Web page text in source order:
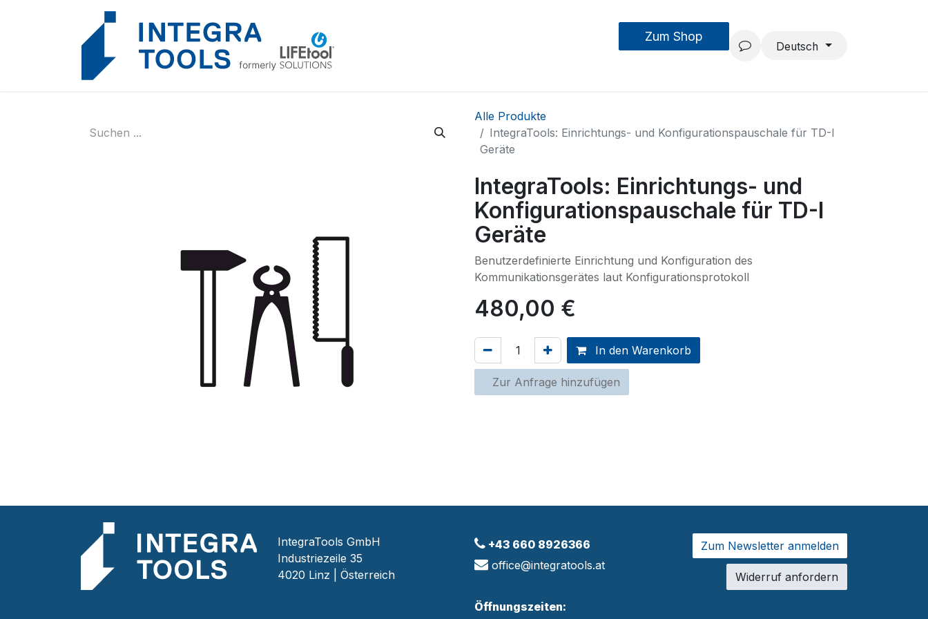
IntegraMouseAIR Forschung & Entwicklung
Zum Shop
Deutsch
Alle Produkte
IntegraTools: Einrichtungs- und Konfigurationspauschale für TD-I
Geräte
IntegraTools: Einrichtungs- und
Konfigurationspauschale für TD-I
Geräte
Benutzerdefinierte Einrichtung und Konfiguration des
Kommunikationsgerätes laut Konfigurationsprotokoll
480,00 €
In den Warenkorb
Zur Anfrage hinzufügen
IntegraTools GmbH
Industriezeile 35
4020 Linz | Österreich
+43 660 8926366
office@integratools.at
Öffnungszeiten:
Zum Newsletter a​​​​nmelden
Widerruf anfordern
Cookie-Einstellungen